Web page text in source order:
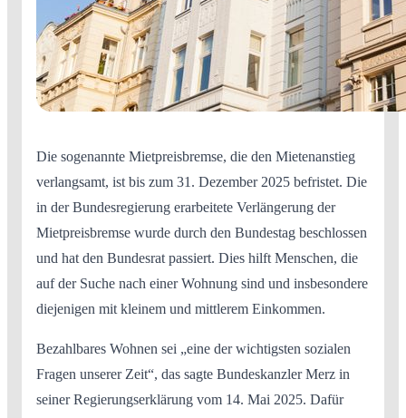
Die sogenannte Mietpreisbremse, die den Mietenanstieg
verlangsamt, ist bis zum 31. Dezember 2025 befristet. Die
in der Bundesregierung erarbeitete Verlängerung der
Mietpreisbremse wurde durch den Bundestag beschlossen
und hat den Bundesrat passiert. Dies hilft Menschen, die
auf der Suche nach einer Wohnung sind und insbesondere
diejenigen mit kleinem und mittlerem Einkommen.
Bezahlbares Wohnen sei „eine der wichtigsten sozialen
Fragen unserer Zeit“, das sagte Bundeskanzler Merz in
seiner Regierungserklärung vom 14. Mai 2025. Dafür